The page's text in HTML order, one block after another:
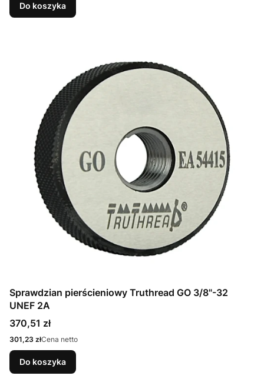
Do koszyka
Sprawdzian pierścieniowy Truthread GO 3/8"-32
UNEF 2A
Cena
370,51 zł
Cena
301,23 złCena netto
Do koszyka